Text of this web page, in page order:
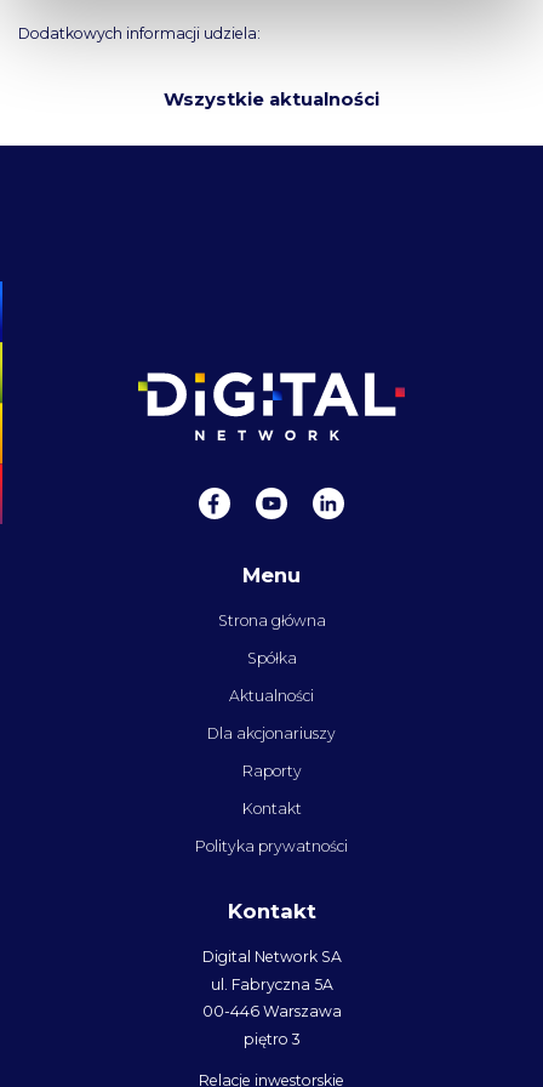
Dodatkowych informacji udziela:
Wszystkie aktualności
Menu
Strona główna
Spółka
Aktualności
Dla akcjonariuszy
Raporty
Kontakt
Polityka prywatności
Kontakt
Digital Network SA
ul. Fabryczna 5A
00-446 Warszawa
piętro 3
Relacje inwestorskie